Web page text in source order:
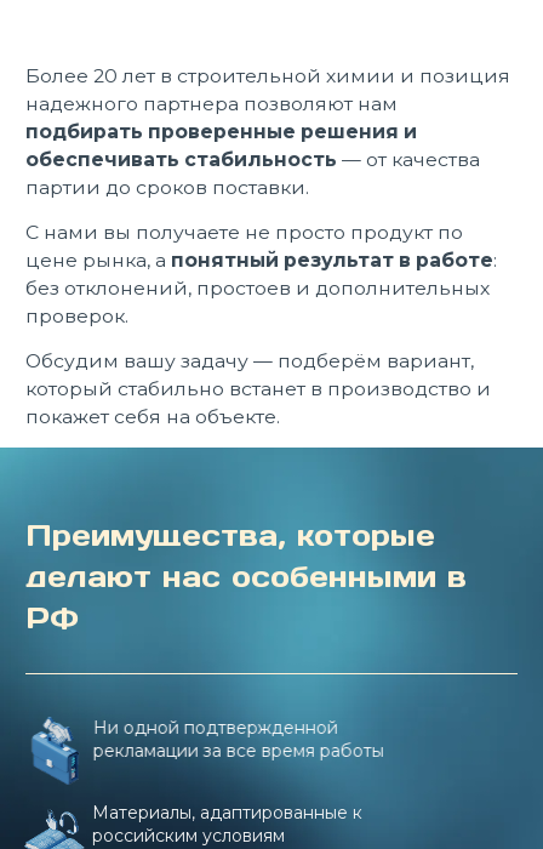
Более 20 лет в строительной химии и позиция
надежного партнера позволяют нам
подбирать проверенные решения и
обеспечивать стабильность — от качества
партии до сроков поставки.
С нами вы получаете не просто продукт по
цене рынка, а понятный результат в работе:
без отклонений, простоев и дополнительных
проверок.
Обсудим вашу задачу — подберём вариант,
который стабильно встанет в производство и
покажет себя на объекте.
Преимущества, которые
делают нас особенными в
РФ
Ни одной подтвержденной
рекламации за все время работы
Материалы, адаптированные к
российским условиям